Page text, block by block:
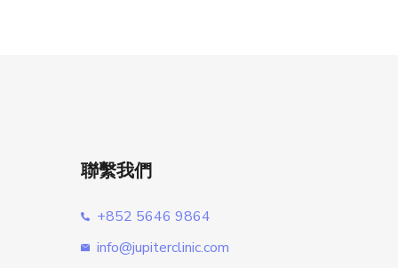
聯繫我們
+852 5646 9864
info@jupiterclinic.com